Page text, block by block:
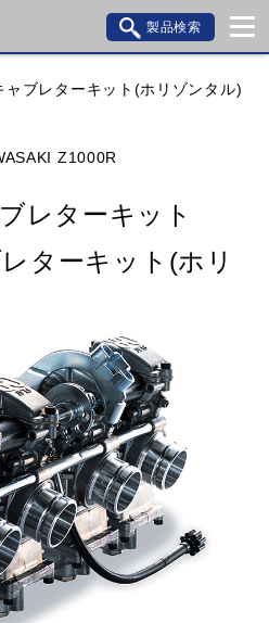
製品検索
閉じる
ブレターキット(ホリゾンタル)
Z1000R
レターキット
ターキット(ホリ